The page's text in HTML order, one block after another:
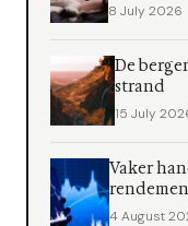
8 July 2026
De
strand
15 July
Vaker
4 August